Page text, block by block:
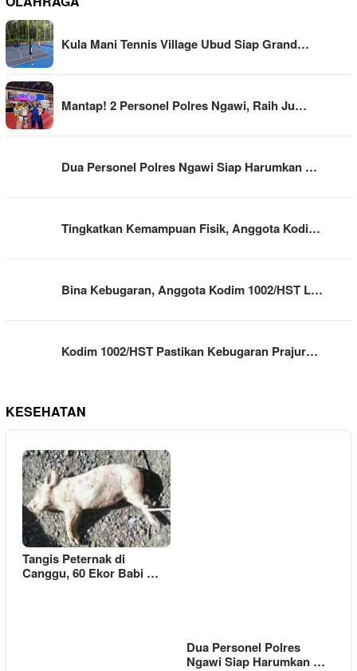
Kula Mani Tennis Village Ubud Siap Grand…
Mantap! 2 Personel Polres Ngawi, Raih Ju…
Dua Personel Polres Ngawi Siap Harumkan …
Tingkatkan Kemampuan Fisik, Anggota Kodi…
Bina Kebugaran, Anggota Kodim 1002/HST L…
Kodim 1002/HST Pastikan Kebugaran Prajur…
KESEHATAN
Tangis Peternak di
Canggu, 60 Ekor Babi …
Dua Personel Polres
Ngawi Siap Harumkan …